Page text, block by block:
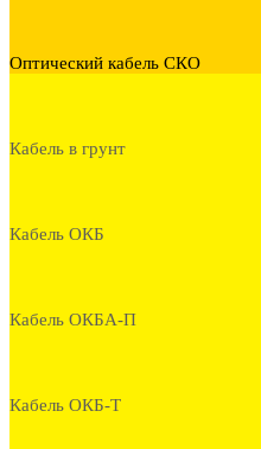
Оптический кабель СКО
Кабель в грунт
Кабель ОКБ
Кабель ОКБА-П
Кабель ОКБ-Т